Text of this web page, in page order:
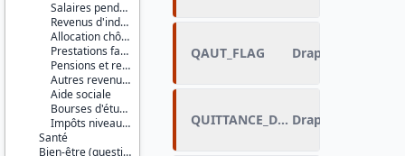
Salaires pendant la période de référence
Revenus d'indépendants non salariés
Allocation chômage
Prestations familiales
Pensions et retraites
Autres revenus et divers
Aide sociale
Bourses d'études
Impôts niveau individus
Santé
Bien-être (questionnaire auto-administré inclus)
QAUT_FLAG Drapeau de QAUT
QUITTANCE_DRAPDrapeau de